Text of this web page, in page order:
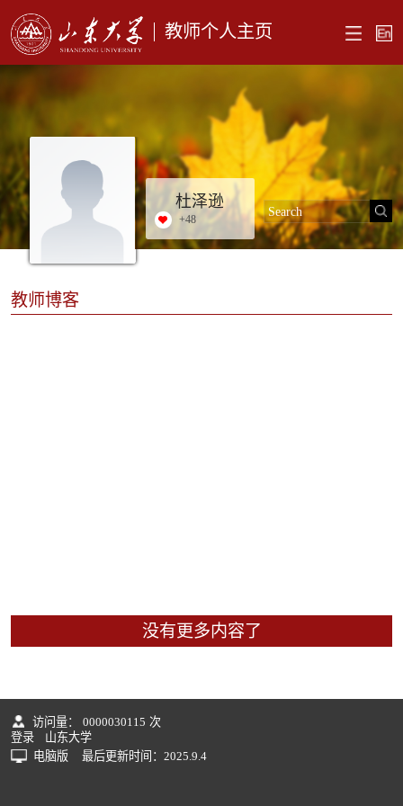
教师个人主页
杜泽逊
+48
教师博客
没有更多内容了
访问量： 0000030115 次
登录
山东大学
电脑版
最后更新时间： 2025 9 4